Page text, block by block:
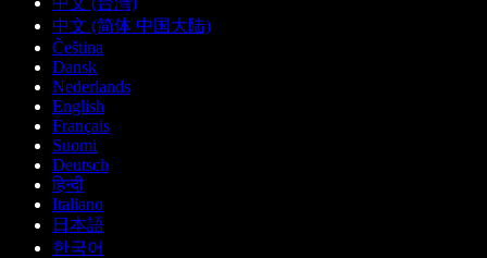
中文 (简体 中国大陆)
Čeština
Dansk
Nederlands
English
Français
Suomi
Deutsch
हिन्दी
Italiano
日本語
한국어